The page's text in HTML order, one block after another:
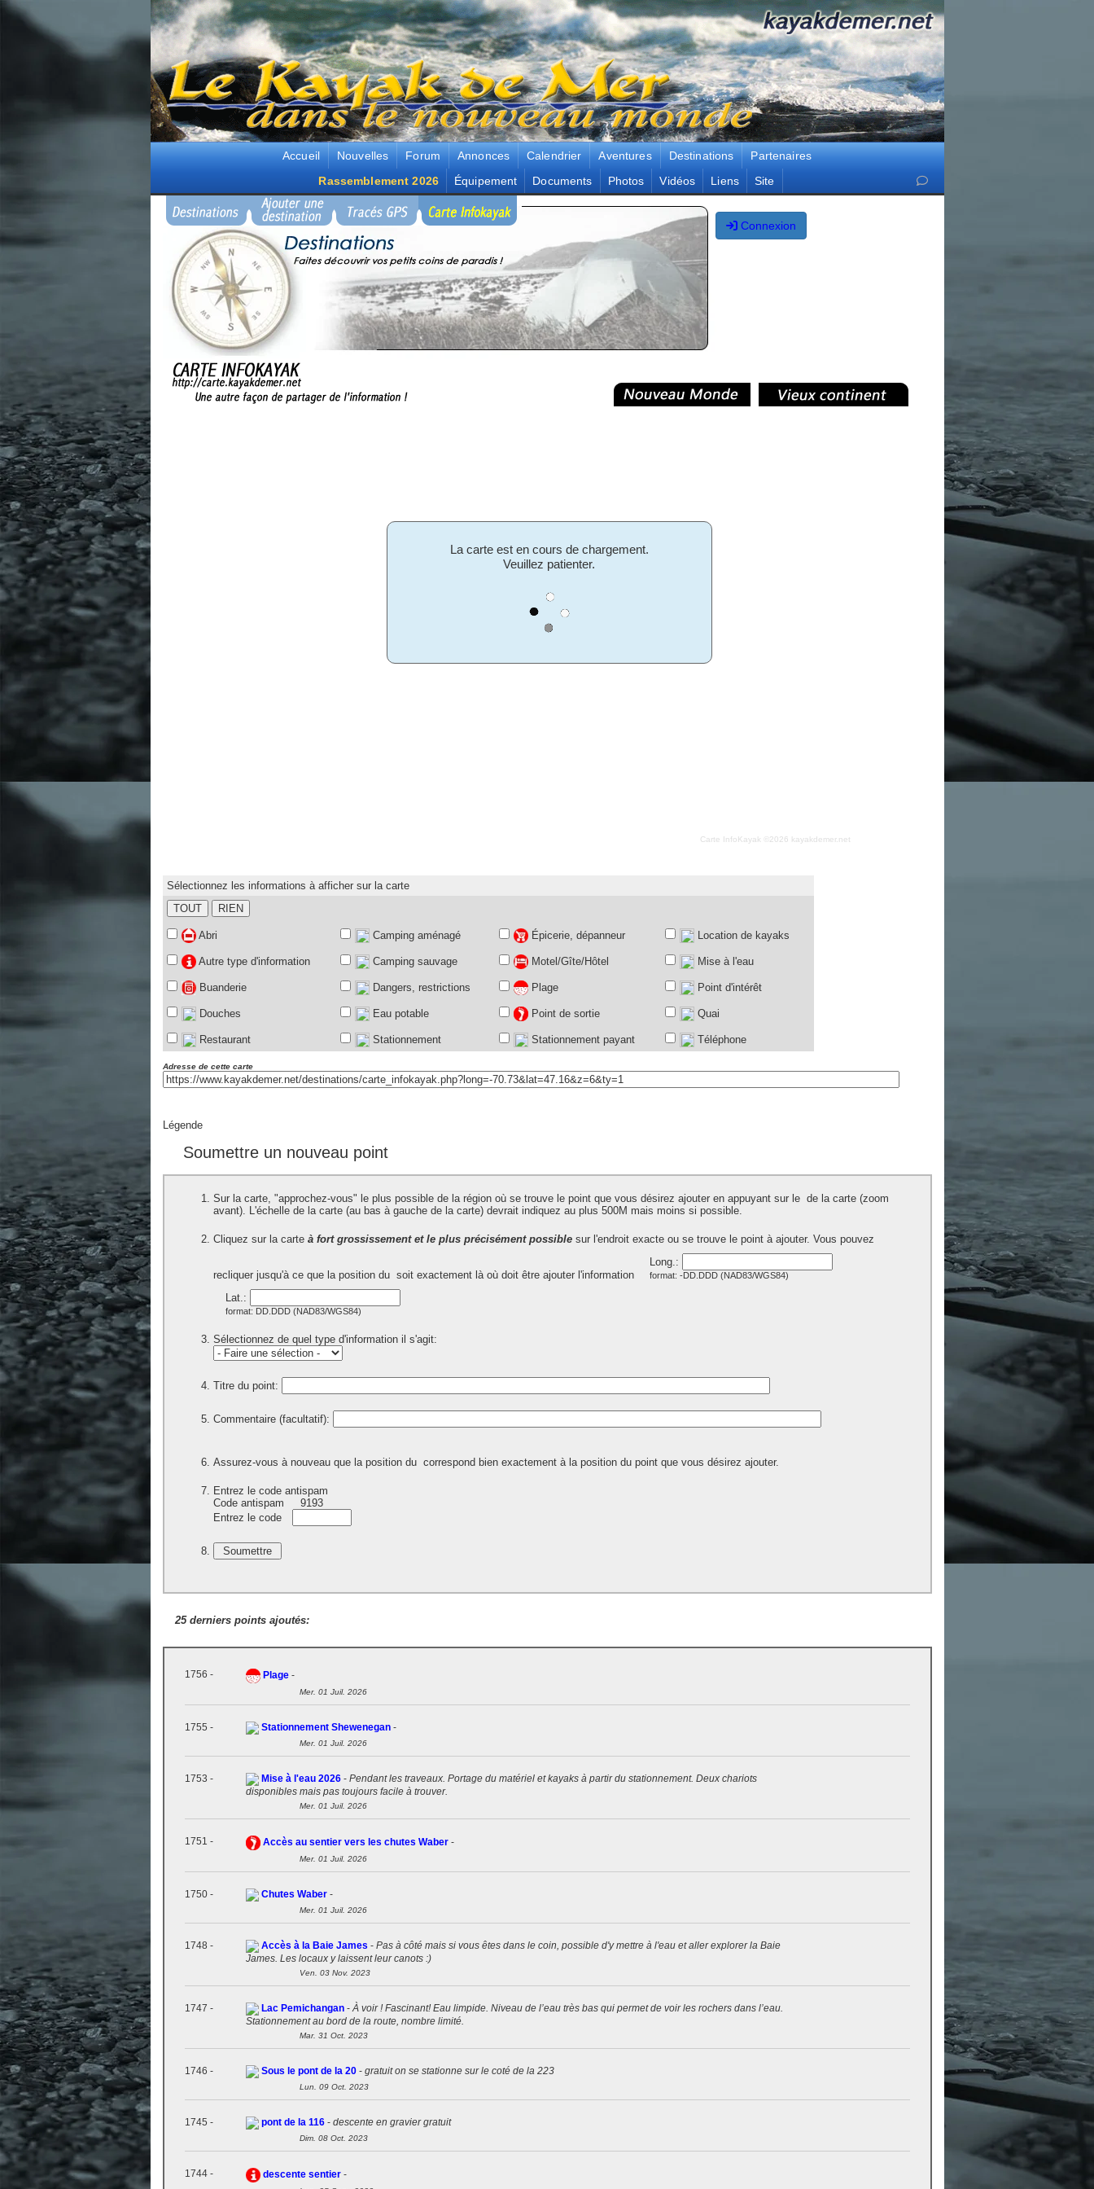
Accueil Nouvelles Forum Annonces Calendrier Aventures Destinations
Partenaires
Rassemblement 2026
Équipement Documents Photos Vidéos Liens Site
Connexion
Carte InfoKayak ©2026 kayakdemer.net
La carte est en cours de chargement.
Veuillez patienter.
Sélectionnez les informations à afficher sur la carte
TOUT
RIEN
Abri Camping aménagé Épicerie, dépanneur Location de kayaks
Autre type d'information Camping sauvage Motel/Gîte/Hôtel Mise à l'eau
Buanderie Dangers, restrictions Plage Point d'intérêt
Douches Eau potable Point de sortie Quai
Restaurant Stationnement Stationnement payant Téléphone
Adresse de cette carte
Légende
Soumettre un nouveau point
Sur la carte, "approchez-vous" le plus possible de la région où se trouve le point que vous désirez ajouter en appuyant sur le de la carte (zoom
avant). L'échelle de la carte (au bas à gauche de la carte) devrait indiquez au plus 500M mais moins si possible.
Cliquez sur la carte à fort grossissement et le plus précisément possiblesur l'endroit exacte ou se trouve le point à ajouter. Vous pouvez
recliquer jusqu'à ce que la position du soit exactement là où doit être ajouter l'information
Long.:
format: -DD.DDD (NAD83/WGS84)
Lat.:
format: DD.DDD (NAD83/WGS84)
Sélectionnez de quel type d'information il s'agit:
Titre du point:
Commentaire (facultatif):
Assurez-vous à nouveau que la position du correspond bien exactement à la position du point que vous désirez ajouter.
Entrez le code antispam
Code antispam
9193
Entrez le code
25 derniers points ajoutés:
1756 - Plage-
Mer. 01 Juil. 2026
1755 - Stationnement Shewenegan-
Mer. 01 Juil. 2026
1753 - Mise à l'eau 2026- Pendant les traveaux. Portage du matériel et kayaks à partir du stationnement. Deux chariots
disponibles mais pas toujours facile à trouver.
Mer. 01 Juil. 2026
1751 - Accès au sentier vers les chutes Waber-
Mer. 01 Juil. 2026
1750 - Chutes Waber-
Mer. 01 Juil. 2026
1748 - Accès à la Baie James - Pas à côté mais si vous êtes dans le coin, possible d'y mettre à l'eau et aller explorer la Baie
James. Les locaux y laissent leur canots :)
Ven. 03 Nov. 2023
1747 - Lac Pemichangan -À voir ! Fascinant! Eau limpide. Niveau de l’eau très bas qui permet de voir les rochers dans l’eau.
Stationnement au bord de la route, nombre limité.
Mar. 31 Oct. 2023
1746 - Sous le pont de la 20- gratuit on se stationne sur le coté de la 223
Lun. 09 Oct. 2023
1745 - pont de la 116- descente en gravier gratuit
Dim. 08 Oct. 2023
1744 - descente sentier-